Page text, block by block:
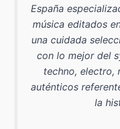
España
música editados
una cuidada
con lo mejor del
techno, electro,
auténticos
la